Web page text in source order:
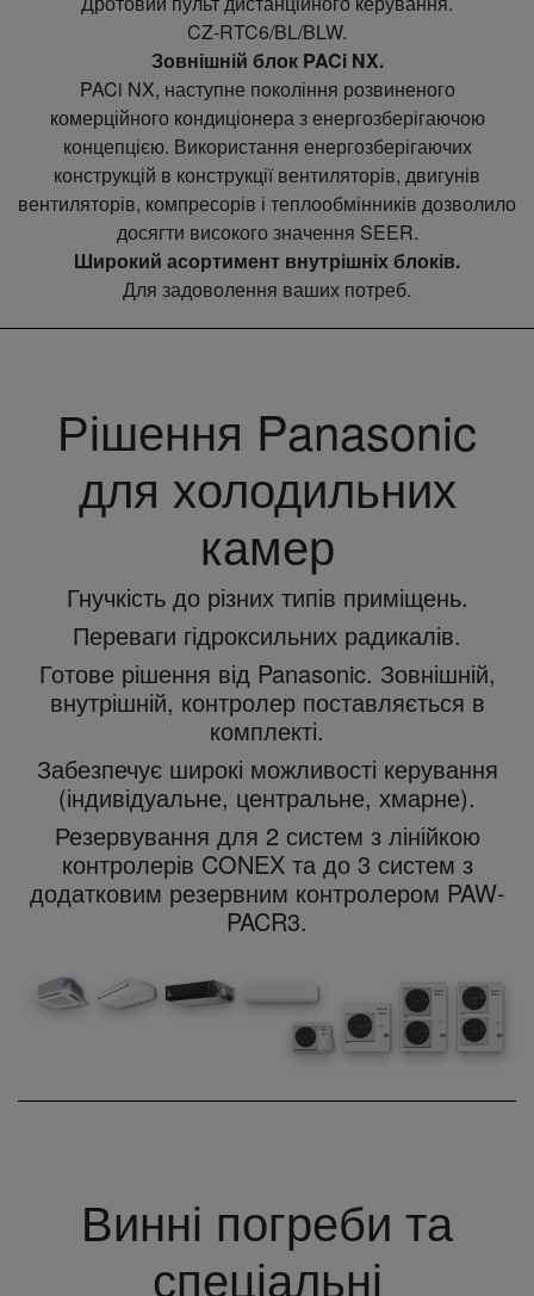
CZ-RTC6/BL/BLW.
Зовнішній блок PACi NX.
PACi NX, наступне покоління розвиненого
комерційного кондиціонера з енергозберігаючою
концепцією. Використання енергозберігаючих
конструкцій в конструкції вентиляторів, двигунів
вентиляторів, компресорів і теплообмінників дозволило
досягти високого значення SEER.
Широкий асортимент внутрішніх блоків.
Для задоволення ваших потреб.
Рішення Panasonic
для холодильних
камер
Гнучкість до різних типів приміщень.
Переваги гідроксильних радикалів.
Готове рішення від Panasonic. Зовнішній,
внутрішній, контролер поставляється в
комплекті.
Забезпечує широкі можливості керування
(індивідуальне, центральне, хмарне).
Резервування для 2 систем з лінійкою
контролерів CONEX та до 3 систем з
додатковим резервним контролером PAW-
PACR3.
Винні погреби та
спеціальні